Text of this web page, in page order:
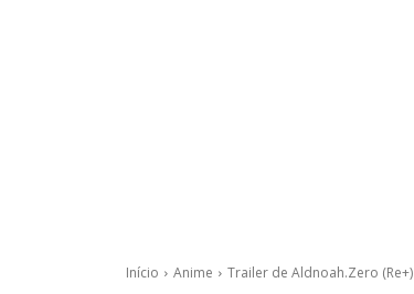
Início Anime Trailer de Aldnoah.Zero (Re+)